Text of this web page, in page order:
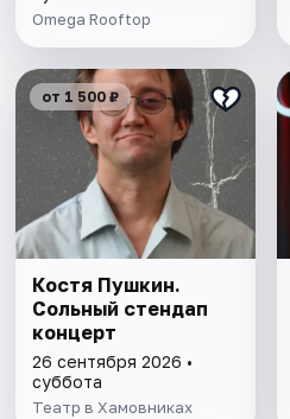
Omega Rooftop
от 1 500 ₽
Костя Пушкин.
Сольный стендап
концерт
26 сентября 2026 •
суббота
Театр в Хамовниках